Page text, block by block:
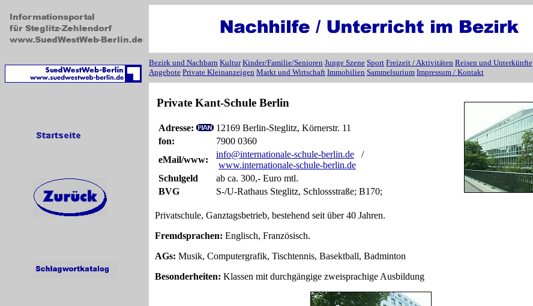
Bezirk und Nachbarn Kultur Kinder/Familie/Senioren Junge Szene Sport Freizeit / Aktivitäten Reisen und Unterkünfte
Angebote Private Kleinanzeigen Markt und Wirtschaft Immobilien Sammelsurium Impressum / Kontakt
Private Kant-Schule Berlin
Adresse:
12169 Berlin-Steglitz, Körnerstr. 11
fon:
7900 0360
eMail/www:
info@internationale-schule-berlin.de /
www.internationale-schule-berlin.de
Schulgeld
ab ca. 300,- Euro mtl.
BVG
S-/U-Rathaus Steglitz, Schlossstraße; B170;
Privatschule, Ganztagsbetrieb, bestehend seit über 40 Jahren.
Fremdsprachen: Englisch, Französisch.
AGs: Musik, Computergrafik, Tischtennis, Basektball, Badminton
Besonderheiten: Klassen mit durchgängige zweisprachige Ausbildung